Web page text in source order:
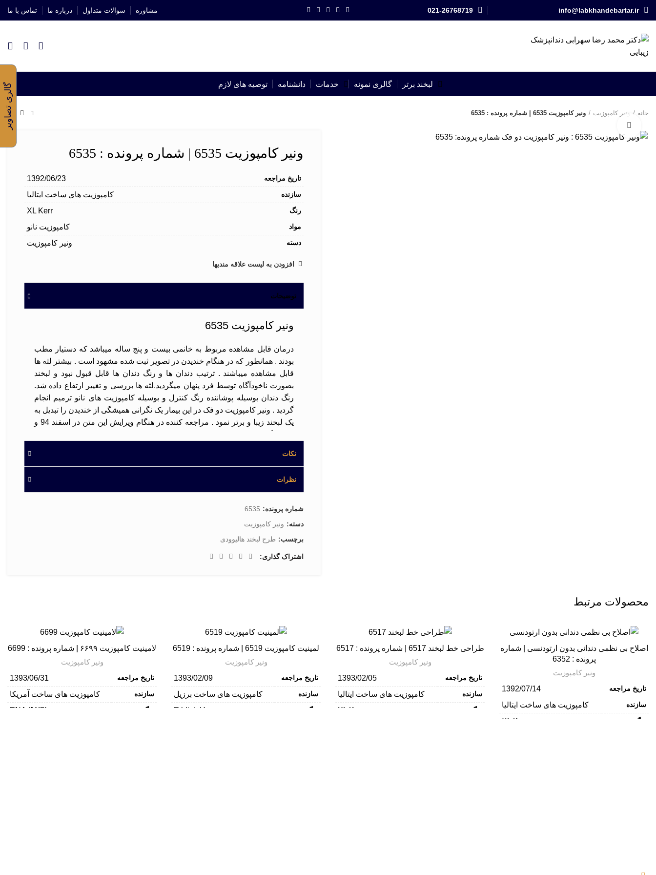
info@labkhandebartar.ir
021-26768719 مشاوره سوالات متداول درباره ما تماس با ما
لبخند برتر گالری نمونه خدمات دانشنامه توصیه های لازم
خانه ونیر کامپوزیت
ونیر کامپوزیت 6535 | شماره پرونده : 6535
ونیر کامپوزیت 6535 | شماره پرونده : 6535
تاریخ مراجعه 1392/06/23
سازنده کامپوزیت های ساخت ایتالیا
رنگ XL Kerr
مواد کامپوزیت نانو
دسته ونیر کامپوزیت
افزودن به لیست علاقه مندیها
توضیحات
ونیر کامپوزیت 6535
درمان قابل مشاهده مربوط به خانمی بیست و پنج ساله میباشد که دستیار مطب
بودند . همانطور که در هنگام خندیدن در تصویر ثبت شده مشهود است . بیشتر لثه ها
قابل مشاهده میباشند . ترتیب دندان ها و رنگ دندان ها قابل قبول نبود و لبخند
بصورت ناخودآگاه توسط فرد پنهان میگردید.لثه ها بررسی و تغییر ارتفاع داده شد.
رنگ دندان بوسیله پوشاننده رنگ کنترل و بوسیله کامپوزیت های نانو ترمیم انجام
گردید . ونیر کامپوزیت دو فک در این بیمار یک نگرانی همیشگی از خندیدن را تبدیل به
یک لبخند زیبا و برتر نمود . مراجعه کننده در هنگام ویرایش این متن در اسفند 94 و
میتوانید آنها را ببینید
نکات
نظرات
شماره پرونده: 6535
دسته: ونیر کامپوزیت
برچسب: طرح لبخند هالیوودی
اشتراک گذاری
محصولات مرتبط
اصلاح بی نظمی دندانی بدون ارتودنسی | شماره
پرونده : 6352
ونیر کامپوزیت
تاریخ مراجعه 1392/07/14
سازنده کامپوزیت های ساخت ایتالیا
رنگ XL Kerr
طراحی خط لبخند 6517 | شماره پرونده : 6517
ونیر کامپوزیت
تاریخ مراجعه 1393/02/05
سازنده کامپوزیت های ساخت ایتالیا
رنگ XL Kerr
لمینیت کامپوزیت 6519 | شماره پرونده : 6519
ونیر کامپوزیت
تاریخ مراجعه 1393/02/09
سازنده کامپوزیت های ساخت برزیل
رنگ E blich H
لامینیت کامپوزیت ۶۶۹۹ | شماره پرونده : 6699
ونیر کامپوزیت
تاریخ مراجعه 1393/06/31
سازنده کامپوزیت های ساخت آمریکا
رنگ (ENA (IWS
شروع به تایپ کنید تا پستهای مورد نظر خود را ببینید.
گالری تصاویر